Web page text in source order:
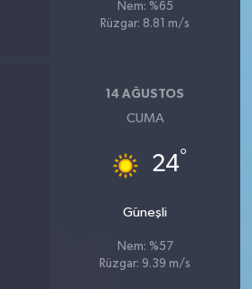
Nem: %65
Rüzgar: 8.81 m/s
14 AĞUSTOS
CUMA
24°
Güneşli
Nem: %57
Rüzgar: 9.39 m/s